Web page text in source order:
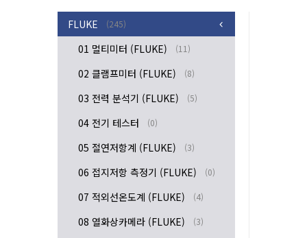
FLUKE (245)
01 멀티미터 (FLUKE) (11)
02 클램프미터 (FLUKE) (8)
03 전력 분석기 (FLUKE) (5)
04 전기 테스터 (0)
05 절연저항계 (FLUKE) (3)
06 접지저항 측정기 (FLUKE) (0)
07 적외선온도계 (FLUKE) (4)
08 열화상카메라 (FLUKE) (3)